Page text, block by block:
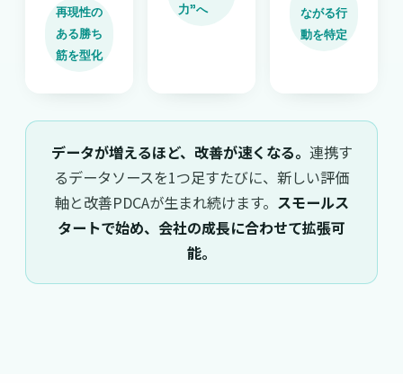
再現性の
ある勝ち
筋を型化
力”へ
ながる行
動を特定
データが増えるほど、改善が速くなる。 連携す
るデータソースを1つ足すたびに、新しい評価
軸と改善PDCAが生まれ続けます。 スモールス
タートで始め、会社の成長に合わせて拡張可
能。